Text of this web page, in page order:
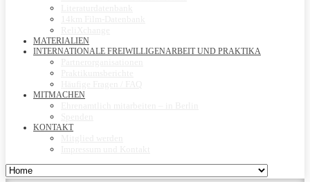
MATERIALIEN
INTERNATIONALE FREIWILLIGENARBEIT UND PRAKTIKA
MITMACHEN
KONTAKT